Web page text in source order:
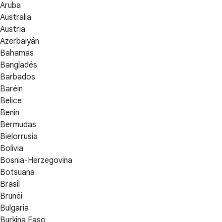
Aruba
Australia
Austria
Azerbaiyán
Bahamas
Bangladés
Barbados
Baréin
Belice
Benín
Bermudas
Bielorrusia
Bolivia
Bosnia-Herzegovina
Botsuana
Brasil
Brunéi
Bulgaria